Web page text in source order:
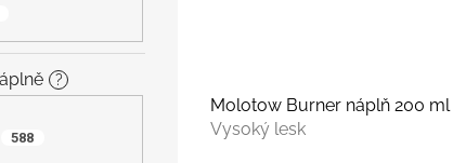
?
588
Molotow Burner náplň 200 ml
Vysoký lesk